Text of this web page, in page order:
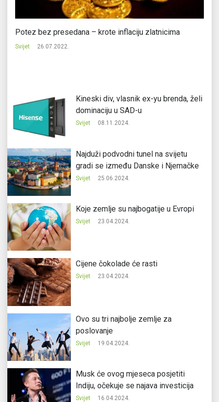
Potez bez presedana – krote inflaciju zlatnicima
Svijet 26.07.2022.
Kineski div, vlasnik ex-yu brenda, želi
dominaciju u SAD-u
Svijet 08.11.2024.
Najduži podvodni tunel na svijetu
gradi se između Danske i Njemačke
Svijet 25.06.2024.
Koje zemlje su najbogatije u Evropi
Svijet 23.04.2024.
Cijene čokolade će rasti
Svijet 23.04.2024.
Ovo su tri najbolje zemlje za
poslovanje
Svijet 19.04.2024.
Musk će ovog mjeseca posjetiti
Indiju, očekuje se najava investicija
Svijet 16.04.2024.